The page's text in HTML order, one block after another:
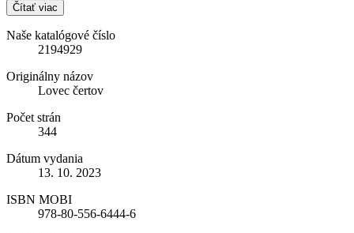
Čítať viac
Naše katalógové číslo
2194929
Originálny názov
Lovec čertov
Počet strán
344
Dátum vydania
13. 10. 2023
ISBN MOBI
978-80-556-6444-6